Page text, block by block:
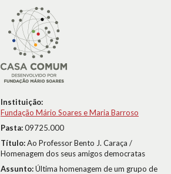
Instituição:
Fundação Mário Soares e Maria Barroso
Pasta:09725.000
Título:Ao Professor Bento J. Caraça /
Homenagem dos seus amigos democratas
Assunto:Última homenagem de um grupo de